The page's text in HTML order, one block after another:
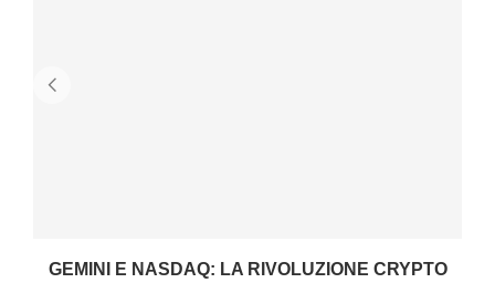
GEMINI E NASDAQ: LA RIVOLUZIONE CRYPTO